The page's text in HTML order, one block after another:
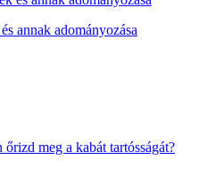
annak adományozása
meg a kabát tartósságát?